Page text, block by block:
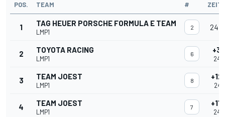
POS. TEAM # ZEIT
1 TAG HEUER PORSCHE FORMULA E TEAM
LMP1
2
2 TOYOTA RACING
LMP1
6 +3
3 TEAM JOEST
LMP1
8
4 TEAM JOEST
LMP1
7